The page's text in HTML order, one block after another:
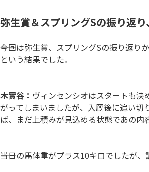
弥生賞＆スプリングSの振り返
――今回は弥生賞、スプリングSの振り返
という結果でした。
木實谷： ヴィンセンシオはスタートも決
がってしまいましたが、入厩後に追い切
ば、まだ上積みが見込める状態であの内
――当日の馬体重がプラス10キロでしたが